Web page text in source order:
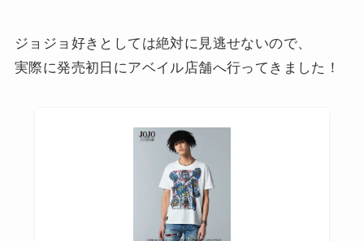
ジョジョ好きとしては絶対に見逃せないので、
実際に発売初日にアベイル店舗へ行ってきました！